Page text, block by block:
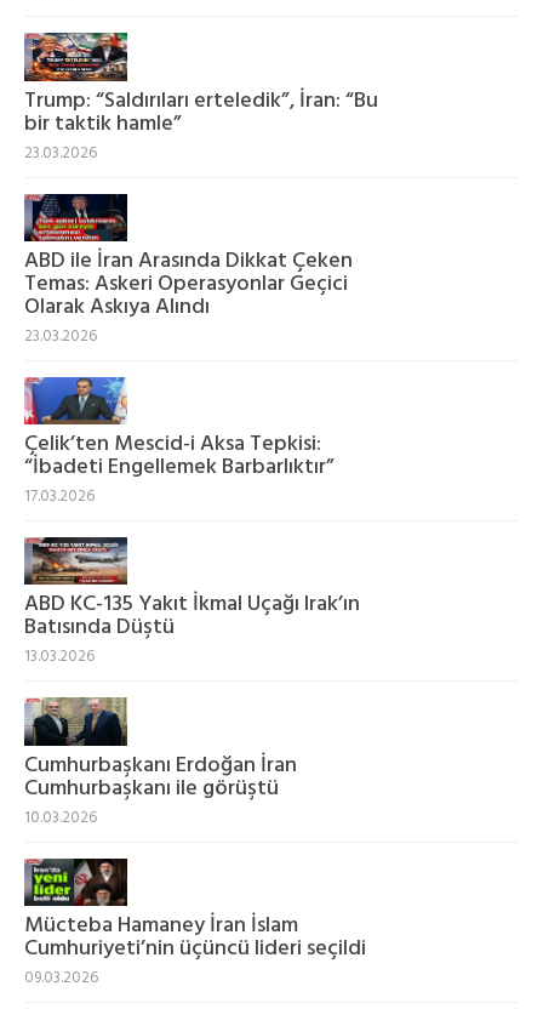
Trump: “Saldırıları erteledik”, İran: “Bu
bir taktik hamle”
23.03.2026
ABD ile İran Arasında Dikkat Çeken
Temas: Askeri Operasyonlar Geçici
Olarak Askıya Alındı
23.03.2026
Çelik’ten Mescid-i Aksa Tepkisi:
“İbadeti Engellemek Barbarlıktır”
17.03.2026
ABD KC-135 Yakıt İkmal Uçağı Irak’ın
Batısında Düştü
13.03.2026
Cumhurbaşkanı Erdoğan İran
Cumhurbaşkanı ile görüştü
10.03.2026
Mücteba Hamaney İran İslam
Cumhuriyeti’nin üçüncü lideri seçildi
09.03.2026